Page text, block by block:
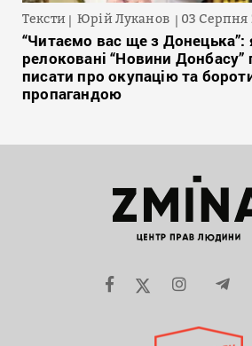
Тексти Юрій Луканов 03 Серпня
“Читаємо вас ще з Донецька”:
релоковані “Новини
писати про окупацію та
пропагандою